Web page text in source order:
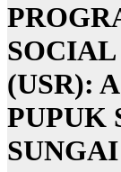
(USR):
PUPUK
SUNGAI